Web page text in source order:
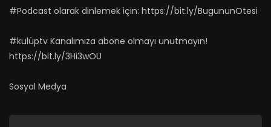
#Podcast olarak dinlemek için: https://bit.ly/BugununOtesi
#kulüptv Kanalımıza abone olmayı unutmayın!
https://bit.ly/3Hi3wOU
Sosyal Medya